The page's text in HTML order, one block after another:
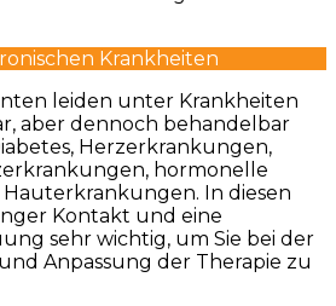
Krankheiten
leiden unter Krankheiten
aber dennoch behandelbar
Herzerkrankungen,
hormonelle
In diesen
Kontakt und eine
sehr wichtig, um Sie bei der
Anpassung der Therapie zu